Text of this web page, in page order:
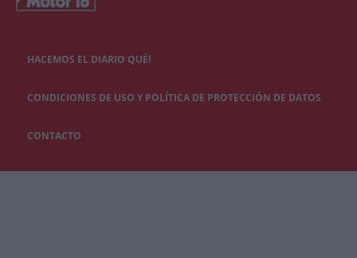
HACEMOS EL DIARIO QUÉ!
CONDICIONES DE USO Y POLÍTICA DE PROTECCIÓN DE DATOS
CONTACTO